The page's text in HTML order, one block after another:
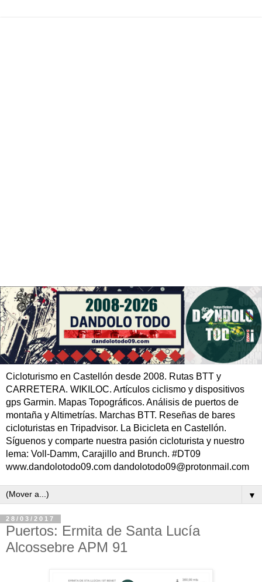
Cicloturismo en Castellón desde 2008. Rutas BTT y
CARRETERA. WIKILOC. Artículos ciclismo y dispositivos
gps Garmin. Mapas Topográficos. Análisis de puertos de
montaña y Altimetrías. Marchas BTT. Reseñas de bares
cicloturistas en Tripadvisor. La Bicicleta en Castellón.
Síguenos y comparte nuestra pasión cicloturista y nuestro
lema: Voll-Damm, Carajillo and Brunch. #DT09
www.dandolotodo09.com dandolotodo09@protonmail.com
▼
28/03/2017
Puertos: Ermita de Santa Lucía
Alcossebre APM 91